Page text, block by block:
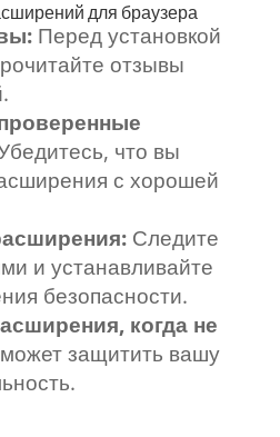
для браузера
Перед установкой
отзывы
что вы
с хорошей
Следите
и устанавливайте
безопасности.
когда не
защитить вашу